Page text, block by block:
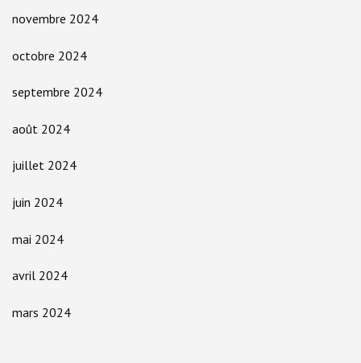
novembre 2024
octobre 2024
septembre 2024
août 2024
juillet 2024
juin 2024
mai 2024
avril 2024
mars 2024